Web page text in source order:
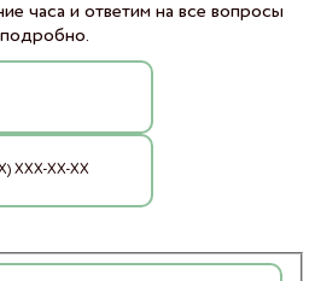
часа и ответим на все вопросы
подробно.